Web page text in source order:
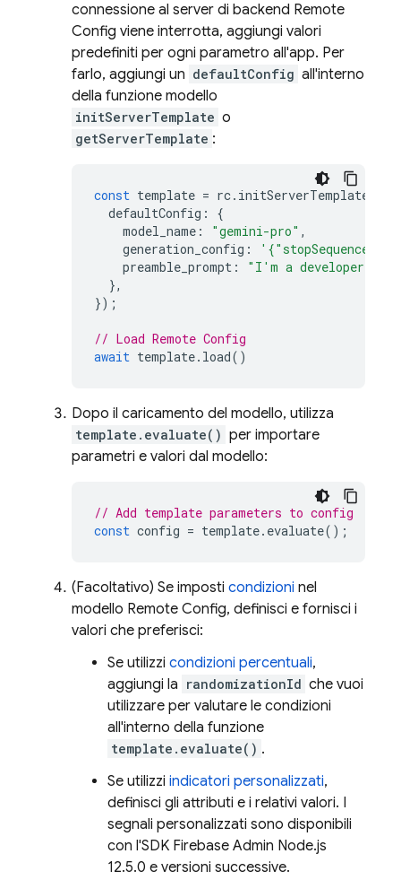
connessione al server di backend Remote
Config viene interrotta, aggiungi valori
predefiniti per ogni parametro all'app. Per
farlo, aggiungi un defaultConfig all'interno
della funzione modello
initServerTemplate o
getServerTemplate :
const template = rc. initServerTemplate
defaultConfig :
{
model_name : "gemini-pro" ,
generation_config :
preamble_prompt :
"I'm a developer
},
});
// Load Remote Config
await template. load()
Dopo il caricamento del modello, utilizza
template.evaluate() per importare
parametri e valori dal modello:
// Add template parameters to config
const config = template. evaluate();
(Facoltativo) Se imposti condizioni nel
modello Remote Config, definisci e fornisci i
valori che preferisci:
Se utilizzi condizioni percentuali,
aggiungi la randomizationId che vuoi
utilizzare per valutare le condizioni
all'interno della funzione
template.evaluate() .
Se utilizzi indicatori personalizzati,
definisci gli attributi e i relativi valori. I
segnali personalizzati sono disponibili
con l'SDK Firebase Admin Node.js
12.5.0 e versioni successive.